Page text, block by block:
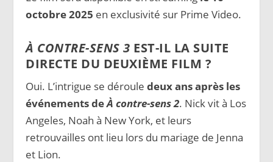
octobre 2025 en exclusivité sur Prime Video.
À CONTRE-SENS 3 EST-IL LA SUITE
DIRECTE DU DEUXIÈME FILM ?
Oui. L’intrigue se dérouledeux ans après les
événements deÀ contre-sens 2. Nick vit à Los
Angeles, Noah à New York, et leurs
retrouvailles ont lieu lors du mariage de Jenna
et Lion.